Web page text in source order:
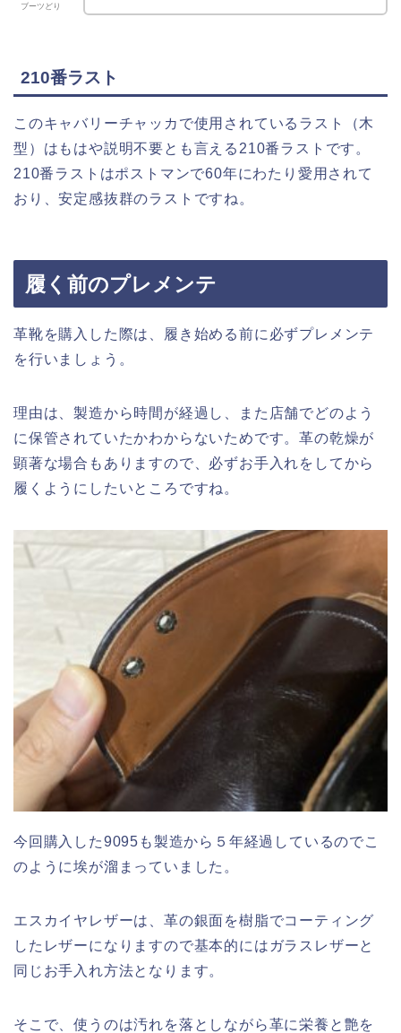
ブーツどり
210番ラスト
このキャバリーチャッカで使用されているラスト（木
型）はもはや説明不要とも言える210番ラストです。
210番ラストはポストマンで60年にわたり愛用されて
おり、安定感抜群のラストですね。
履く前のプレメンテ
革靴を購入した際は、履き始める前に必ずプレメンテ
を行いましょう。
理由は、製造から時間が経過し、また店舗でどのよう
に保管されていたかわからないためです。革の乾燥が
顕著な場合もありますので、必ずお手入れをしてから
履くようにしたいところですね。
今回購入した9095も製造から５年経過しているのでこ
のように埃が溜まっていました。
エスカイヤレザーは、革の銀面を樹脂でコーティング
したレザーになりますので基本的にはガラスレザーと
同じお手入れ方法となります。
そこで、使うのは汚れを落としながら革に栄養と艶を